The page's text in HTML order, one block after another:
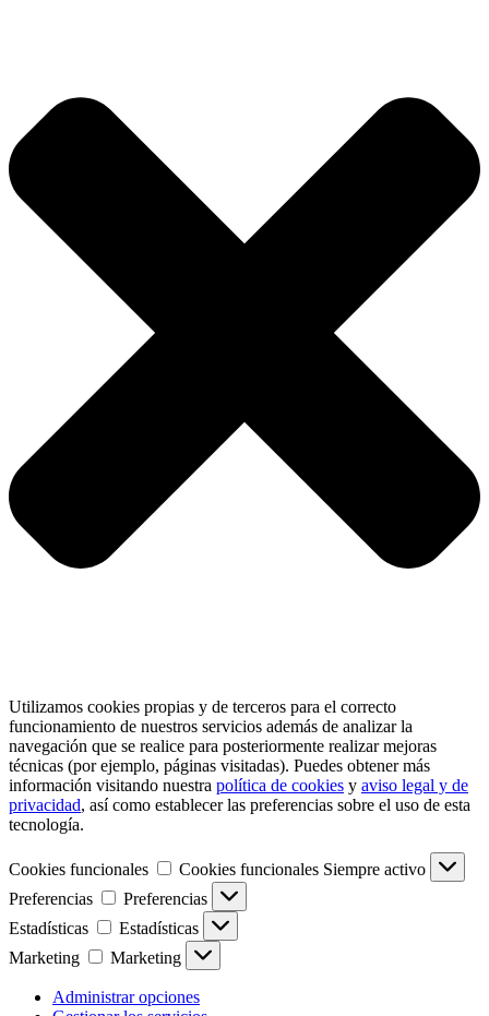
Utilizamos cookies propias y de terceros para el correcto
funcionamiento de nuestros servicios además de analizar la
navegación que se realice para posteriormente realizar mejoras
técnicas (por ejemplo, páginas visitadas). Puedes obtener más
información visitando nuestra política de cookies y aviso legal y de
privacidad, así como establecer las preferencias sobre el uso de esta
tecnología.
Cookies funcionales Cookies funcionales Siempre activo
Preferencias
Preferencias
Estadísticas
Estadísticas
Marketing
Marketing
Administrar opciones